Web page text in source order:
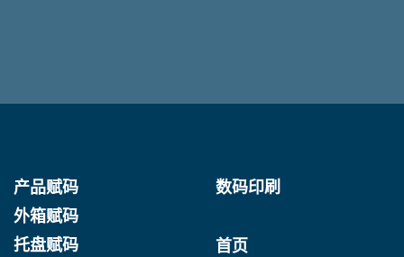
产品赋码
外箱赋码
托盘赋码
数码印刷
首页